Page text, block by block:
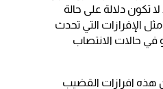
تكون دلالة على حالة
الإفرازات التي تحدث
في حالات الانتصاب
هذه افرازات القضيب